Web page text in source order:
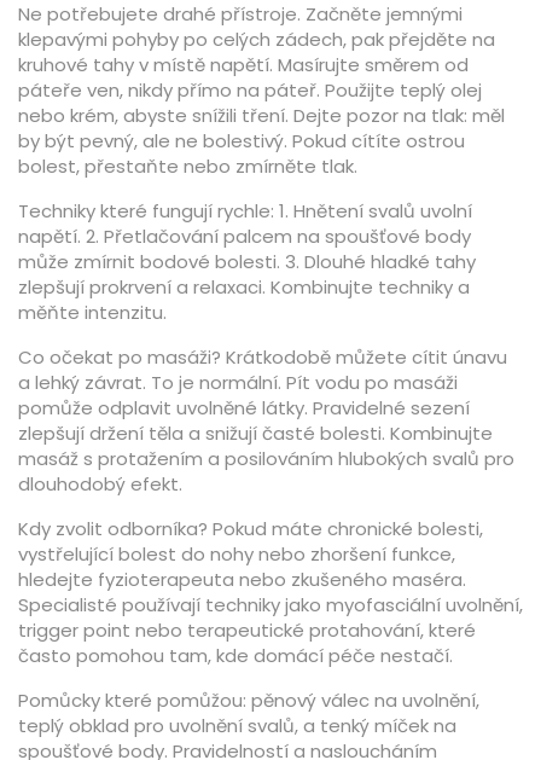
Ne potřebujete drahé přístroje. Začněte jemnými
klepavými pohyby po celých zádech, pak přejděte na
kruhové tahy v místě napětí. Masírujte směrem od
páteře ven, nikdy přímo na páteř. Použijte teplý olej
nebo krém, abyste snížili tření. Dejte pozor na tlak: měl
by být pevný, ale ne bolestivý. Pokud cítíte ostrou
bolest, přestaňte nebo zmírněte tlak.
Techniky které fungují rychle: 1. Hnětení svalů uvolní
napětí. 2. Přetlačování palcem na spoušťové body
může zmírnit bodové bolesti. 3. Dlouhé hladké tahy
zlepšují prokrvení a relaxaci. Kombinujte techniky a
měňte intenzitu.
Co očekat po masáži? Krátkodobě můžete cítit únavu
a lehký závrat. To je normální. Pít vodu po masáži
pomůže odplavit uvolněné látky. Pravidelné sezení
zlepšují držení těla a snižují časté bolesti. Kombinujte
masáž s protažením a posilováním hlubokých svalů pro
dlouhodobý efekt.
Kdy zvolit odborníka? Pokud máte chronické bolesti,
vystřelující bolest do nohy nebo zhoršení funkce,
hledejte fyzioterapeuta nebo zkušeného maséra.
Specialisté používají techniky jako myofasciální uvolnění,
trigger point nebo terapeutické protahování, které
často pomohou tam, kde domácí péče nestačí.
Pomůcky které pomůžou: pěnový válec na uvolnění,
teplý obklad pro uvolnění svalů, a tenký míček na
spoušťové body. Pravidelností a nasloucháním